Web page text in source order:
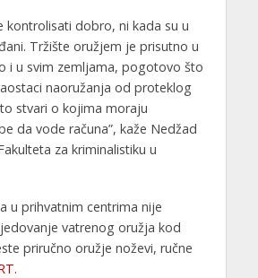
kontrolisati dobro, ni kada su u
Tržište oružjem je prisutno u
i u svim zemljama, pogotovo što
naoružanja od proteklog
stvari o kojima moraju
da vode računa”, kaže Nedžad
za kriminalistiku u
u prihvatnim centrima nije
vatrenog oružja kod
priručno oružje noževi, ručne